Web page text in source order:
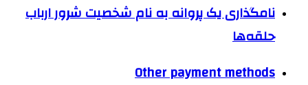
نامگذاری یک پروانه به نام شخصیت شرور ارباب
حلقه‌ها
Other payment methods